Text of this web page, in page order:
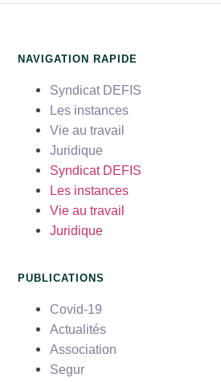
NAVIGATION RAPIDE
Syndicat DEFIS
Les instances
Vie au travail
Juridique
Syndicat DEFIS
Les instances
Vie au travail
Juridique
PUBLICATIONS
Covid-19
Actualités
Association
Segur